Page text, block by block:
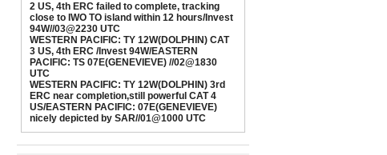
depicted by SAR//01@1000 UTC
08/01/2026 -PATRICK HOAREAU
2 US, 4th ERC failed to complete, tracking
close to IWO TO island within 12 hours/Invest
94W//03@2230 UTC
WESTERN PACIFIC: TY 12W(DOLPHIN) CAT
3 US, 4th ERC /Invest 94W/EASTERN
PACIFIC: TS 07E(GENEVIEVE) //02@1830
UTC
WESTERN PACIFIC: TY 12W(DOLPHIN) 3rd
ERC near completion,still powerful CAT 4
US/EASTERN PACIFIC: 07E(GENEVIEVE)
nicely depicted by SAR//01@1000 UTC